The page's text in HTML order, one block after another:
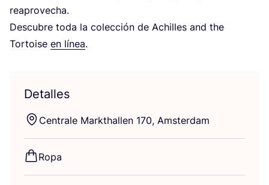
reaprovecha.
Des­cu­bre toda la colec­ción de Achi­lles and the
Tor­to­ise en línea.
Detalles
Cen­tra­le Marktha­llen 170, Amsterdam
Ropa